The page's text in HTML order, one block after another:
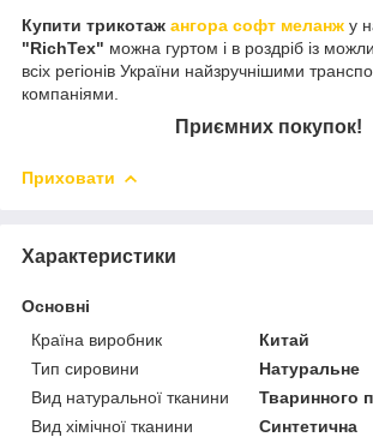
Купити трикотаж ангора софт меланж у
"RichTex" можна гуртом і в роздріб із
всіх регіонів України найзручнішими
компаніями.
Приємних покупок!
Приховати
Характеристики
Основні
Країна виробник
Китай
Тип сировини
Натуральне
Вид натуральної тканини
Тваринного
Вид хімічної тканини
Синтетична